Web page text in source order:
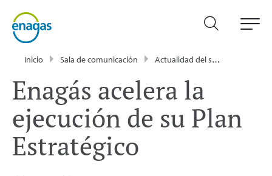
Inicio Sala de comunicación Actualidad del sector energético - Enagás
Enagás acelera la
ejecución de su Plan
Estratégico